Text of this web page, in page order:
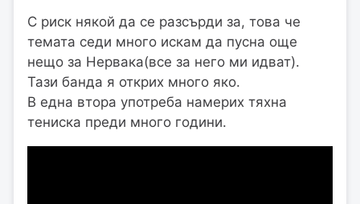
С риск някой да се разсърди за, това че
темата седи много искам да пусна още
нещо за Нервака(все за него ми идват).
Тази банда я открих много яко.
В една втора употреба намерих тяхна
тениска преди много години.